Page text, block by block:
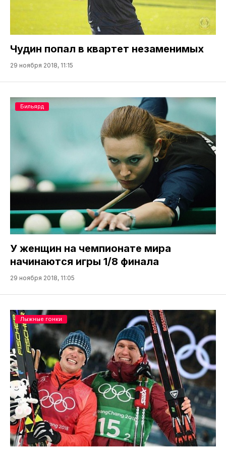
Чудин попал в квартет незаменимых
29 ноября 2018, 11:15
У женщин на чемпионате мира
начинаются игры 1/8 финала
29 ноября 2018, 11:05
Бильярд
Лыжные гонки